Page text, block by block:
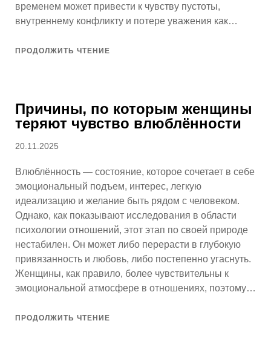
временем может привести к чувству пустоты,
внутреннему конфликту и потере уважения как…
ПРОДОЛЖИТЬ ЧТЕНИЕ
Причины, по которым женщины
теряют чувство влюблённости
Опубликовано
20.11.2025
Влюблённость — состояние, которое сочетает в себе
эмоциональный подъем, интерес, легкую
идеализацию и желание быть рядом с человеком.
Однако, как показывают исследования в области
психологии отношений, этот этап по своей природе
нестабилен. Он может либо перерасти в глубокую
привязанность и любовь, либо постепенно угаснуть.
Женщины, как правило, более чувствительны к
эмоциональной атмосфере в отношениях, поэтому…
ПРОДОЛЖИТЬ ЧТЕНИЕ